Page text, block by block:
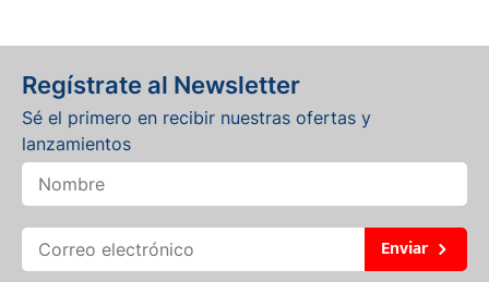
Regístrate al Newsletter
Sé el primero en recibir nuestras ofertas y
lanzamientos
Enviar